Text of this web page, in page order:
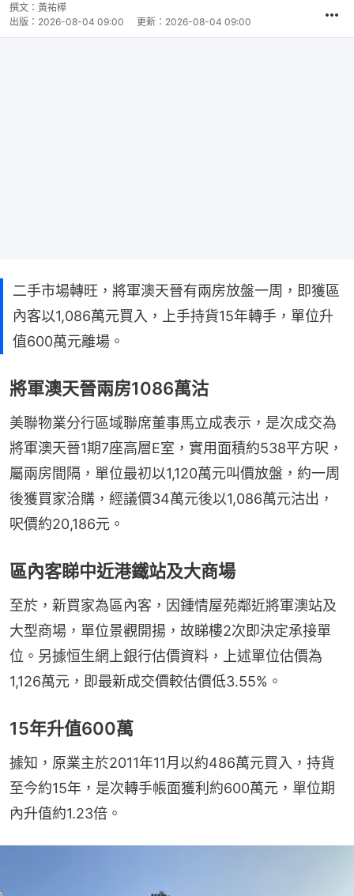
撰文： 黃祐樺
出版： 2026-08-04 09:00 更新： 2026-08-04 09:00
二手市場轉旺，將軍澳天晉有兩房放盤一周，即獲區
內客以1,086萬元買入，上手持貨15年轉手，單位升
值600萬元離場。
將軍澳天晉兩房1086萬沽
美聯物業分行區域聯席董事馬立成表示，是次成交為
將軍澳天晉1期7座高層E室，實用面積約538平方呎，
屬兩房間隔，單位最初以1,120萬元叫價放盤，約一周
後獲買家洽購，經議價34萬元後以1,086萬元沽出，
呎價約20,186元。
區內客睇中近港鐵站及大商場
至於，新買家為區內客，因鍾情屋苑鄰近將軍澳站及
大型商場，單位景觀開揚，故睇樓2次即決定承接單
位。另據恒生網上銀行估價資料，上述單位估價為
1,126萬元，即最新成交價較估價低3.55%。
15年升值600萬
據知，原業主於2011年11月以約486萬元買入，持貨
至今約15年，是次轉手帳面獲利約600萬元，單位期
內升值約1.23倍。